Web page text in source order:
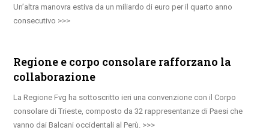
Un’altra manovra estiva da un miliardo di euro per il quarto anno
consecutivo
Regione e corpo consolare rafforzano la
collaborazione
La Regione Fvg ha sottoscritto ieri una convenzione con il Corpo
consolare di Trieste, composto da 32 rappresentanze di Paesi che
vanno dai Balcani occidentali al Perù.